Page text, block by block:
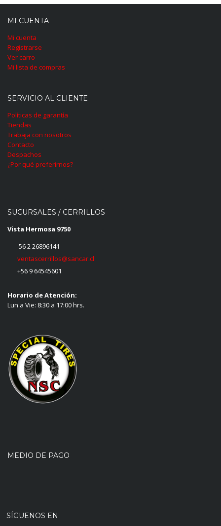
MI CUENTA
Mi cuenta
Registrarse
Ver carro
Mi lista de compras
SERVICIO AL CLIENTE
Políticas de garantía
Tiendas
Trabaja con nosotros
Contacto
Despachos
¿Por qué preferirnos?
SUCURSALES / CERRILLOS
Vista Hermosa 9750
56 2 26896141
ventascerrillos@sancar.cl
+56 9 64545601
Horario de Atención:
Lun a Vie: 8:30 a 17:00 hrs.
MEDIO DE PAGO
SÍGUENOS EN